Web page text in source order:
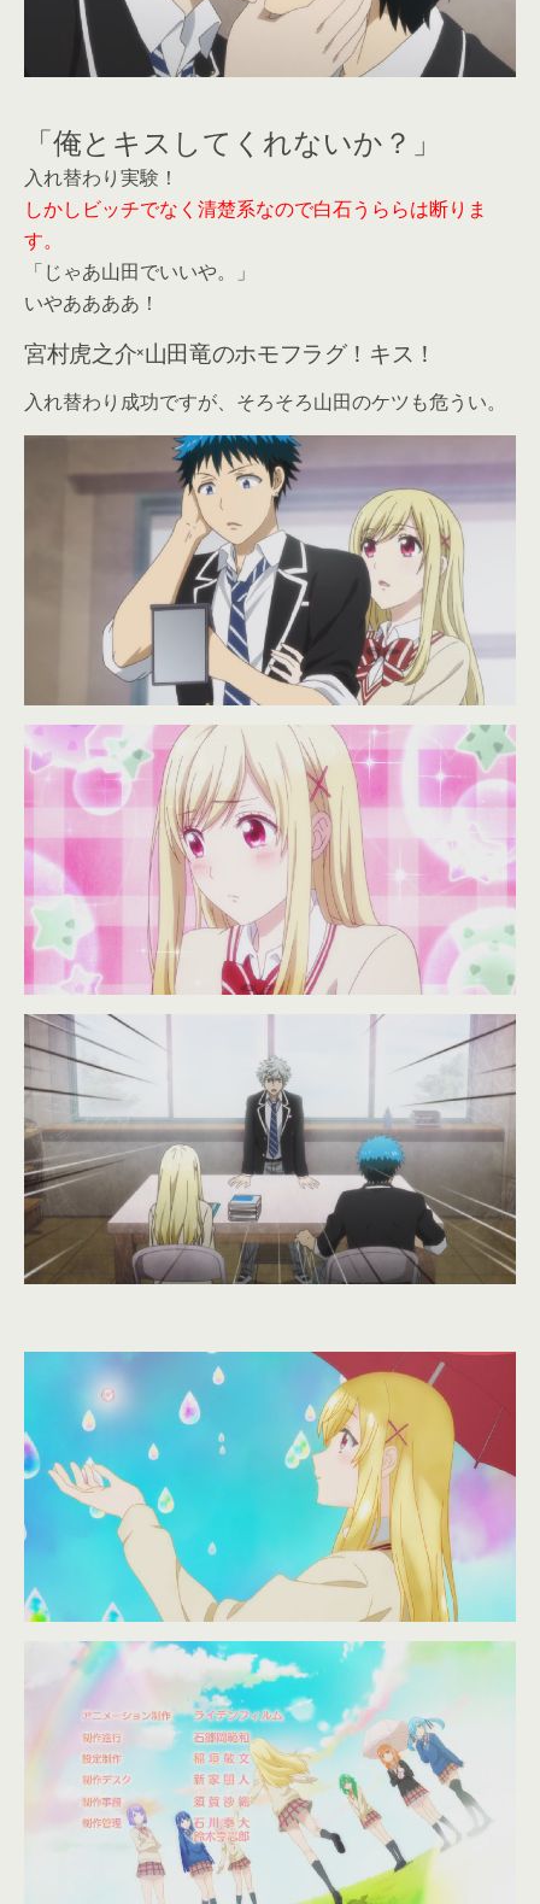
「俺とキスしてくれないか？」
入れ替わり実験！
しかしビッチでなく清楚系なので白石うららは断りま
す。
「じゃあ山田でいいや。」
いやああああ！
宮村虎之介×山田竜のホモフラグ！キス！
入れ替わり成功ですが、そろそろ山田のケツも危うい。